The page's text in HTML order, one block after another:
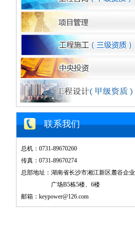
联系我们
总机：0731-89670260
传真：0731-89670274
总部地址：湖南省长沙市湘江新区麓谷企业
广场B5栋5楼、6楼
邮箱：keypower@126.com